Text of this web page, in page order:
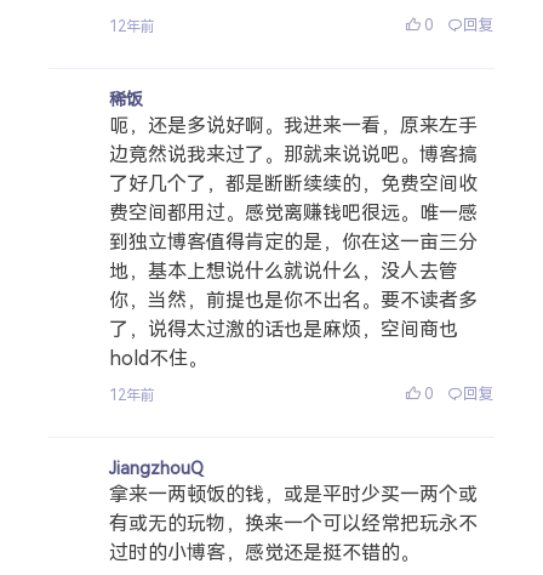
12年前 0 回复
稀饭
呃，还是多说好啊。我进来一看，原来左手
边竟然说我来过了。那就来说说吧。博客搞
了好几个了，都是断断续续的，免费空间收
费空间都用过。感觉离赚钱吧很远。唯一感
到独立博客值得肯定的是，你在这一亩三分
地，基本上想说什么就说什么，没人去管
你，当然，前提也是你不出名。要不读者多
了，说得太过激的话也是麻烦，空间商也
hold不住。
12年前 0 回复
JiangzhouQ
拿来一两顿饭的钱，或是平时少买一两个或
有或无的玩物，换来一个可以经常把玩永不
过时的小博客，感觉还是挺不错的。